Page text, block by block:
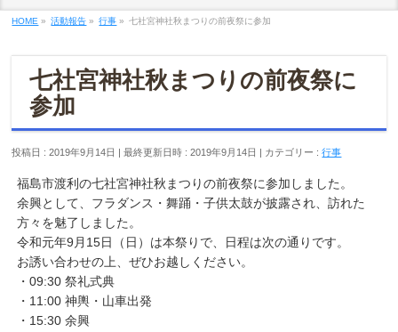
HOME » 活動報告 » 行事 » 七社宮神社秋まつりの前夜祭に参加
七社宮神社秋まつりの前夜祭に
参加
投稿日 : 2019年9月14日 最終更新日時 : 2019年9月14日 カテゴリー :行事
福島市渡利の七社宮神社秋まつりの前夜祭に参加しました。
余興として、フラダンス・舞踊・子供太鼓が披露され、訪れた
方々を魅了しました。
令和元年9月15日（日）は本祭りで、日程は次の通りです。
お誘い合わせの上、ぜひお越しください。
・09:30 祭礼式典
・11:00 神輿・山車出発
・15:30 余興